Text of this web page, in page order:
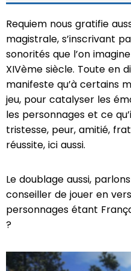
Requiem nous gratifie
magistrale, s’inscrivant
sonorités que l’on
XIVème siècle. Toute en
manifeste qu’à certains
jeu, pour catalyser les
les personnages et ce
tristesse, peur, amitié,
réussite, ici aussi.
Le doublage aussi,
conseiller de jouer en
personnages étant
?